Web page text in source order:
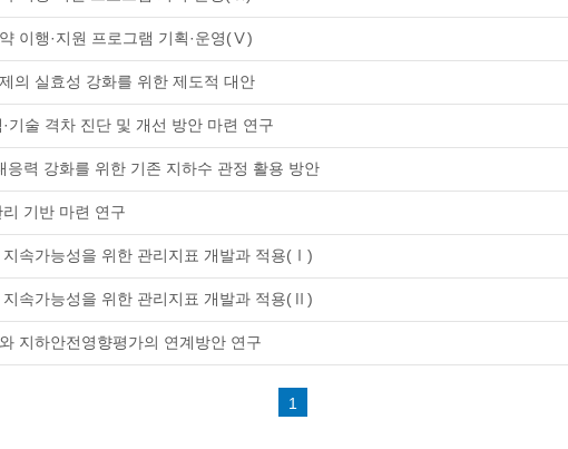
이행·지원 프로그램 기획·운영(Ⅴ)
의 실효성 강화를 위한 제도적 대안
기술 격차 진단 및 개선 방안 마련 연구
응력 강화를 위한 기존 지하수 관정 활용 방안
기반 마련 연구
지속가능성을 위한 관리지표 개발과 적용(Ⅰ)
지속가능성을 위한 관리지표 개발과 적용(Ⅱ)
지하안전영향평가의 연계방안 연구
1